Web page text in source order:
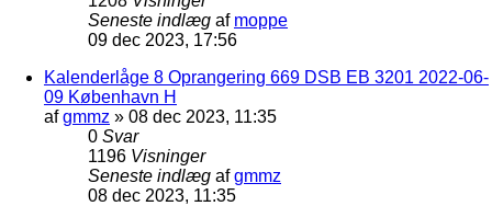
Seneste indlæg af moppe
09 dec 2023, 17:56
Kalenderlåge 8 Oprangering 669 DSB EB 3201 2022-06-
09 København H
afgmmz » 08 dec 2023, 11:35
0 Svar
1196 Visninger
Seneste indlæg afgmmz
08 dec 2023, 11:35